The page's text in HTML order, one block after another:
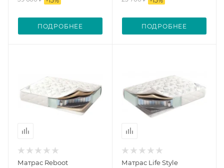
ПОДРОБНЕЕ ПОДРОБНЕЕ
Матрас Reboot
Матрас Life Style